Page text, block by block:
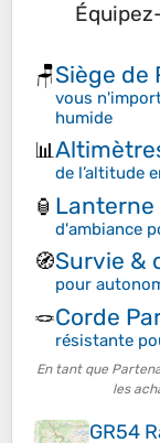
🪑Siège de
vous
humide
📊
de l’altitude
🏮 Lanterne
d'ambiance
🧭Survie &
pour
🪢Corde
résistante
En tant que
les
GR54